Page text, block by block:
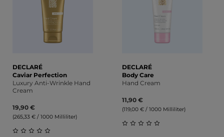
DECLARÉ
Caviar Perfection
Luxury Anti-Wrinkle Hand
Cream
19,90 €
(265,33 € / 1000 Milliliter)
DECLARÉ
Body Care
Hand Cream
11,90 €
(119,00 € / 1000 Milliliter)